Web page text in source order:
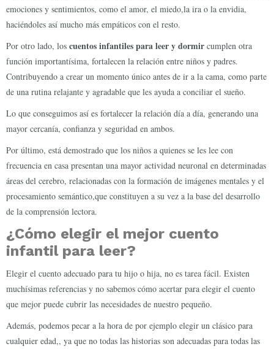
emociones y sentimientos, como el amor, el miedo,la ira o la envidia,
haciéndoles así mucho más empáticos con el resto.
Por otro lado, los cuentos infantiles para leer y dormir cumplen otra
función importantísima, fortalecen la relación entre niños y padres.
Contribuyendo a crear un momento único antes de ir a la cama, como parte
de una rutina relajante y agradable que les ayuda a conciliar el sueño.
Lo que conseguimos así es fortalecer la relación día a día, generando una
mayor cercanía, confianza y seguridad en ambos.
Por último, está demostrado que los niños a quienes se les lee con
frecuencia en casa presentan una mayor actividad neuronal en determinadas
áreas del cerebro, relacionadas con la formación de imágenes mentales y el
procesamiento semántico,que constituyen a su vez a la base del desarrollo
de la comprensión lectora.
¿Cómo elegir el mejor cuento
infantil para leer?
Elegir el cuento adecuado para tu hijo o hija, no es tarea fácil. Existen
muchísimas referencias y no sabemos cómo acertar para elegir el cuento
que mejor puede cubrir las necesidades de nuestro pequeño.
Además, podemos pecar a la hora de por ejemplo elegir un clásico para
cualquier edad,, ya que no todas las historias son adecuadas para todas las